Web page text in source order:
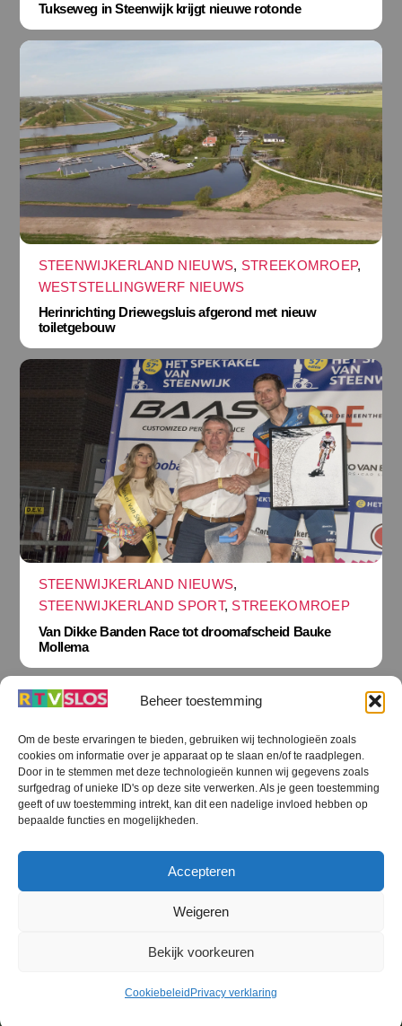
Beheer toestemming
Om de beste ervaringen te bieden, gebruiken wij technologieën zoals
cookies om informatie over je apparaat op te slaan en/of te raadplegen.
Door in te stemmen met deze technologieën kunnen wij gegevens zoals
surfgedrag of unieke ID's op deze site verwerken. Als je geen toestemming
geeft of uw toestemming intrekt, kan dit een nadelige invloed hebben op
bepaalde functies en mogelijkheden.
Accepteren
Weigeren
Bekijk voorkeuren
Cookiebeleid Privacy verklaring
Tukseweg in Steenwijk krijgt nieuwe rotonde
STEENWIJKERLAND NIEUWS, STREEKOMROEP,
WESTSTELLINGWERF NIEUWS
Herinrichting Driewegsluis afgerond met nieuw
toiletgebouw
STEENWIJKERLAND NIEUWS,
STEENWIJKERLAND SPORT, STREEKOMROEP
Van Dikke Banden Race tot droomafscheid Bauke
Mollema
Terug
naar
boven
RTV SLOS
RTV SLOS ANBI